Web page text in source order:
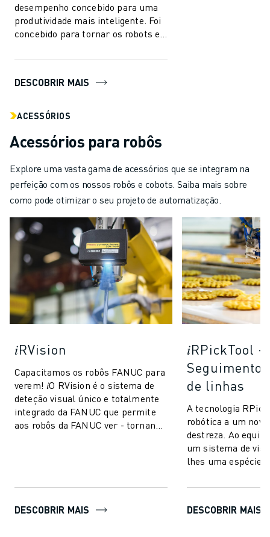
desempenho concebido para uma
produtividade mais inteligente. Foi
concebido para tornar os robots e a
na indú...
DESCOBRIR MAIS
ACESSÓRIOS
Acessórios para robôs
Explore uma vasta gama de acessórios que se integram na
perfeição com os nossos robôs e cobots. Saiba mais sobre
como pode otimizar o seu projeto de automatização.
𝑖RVision
Capacitamos os robôs FANUC para
verem! 𝑖O RVision é o sistema de
deteção visual único e totalmente
integrado da FANUC que permite
aos robôs da FANUC ver - tornando
DESCOBRIR MAIS
𝑖RPickTool -
Seguimento
de linhas
A tecnologia
robótica a um
destreza. Ao
um sistema de
lhes uma espécie
humanos. Is...
DESCOBRIR MAIS